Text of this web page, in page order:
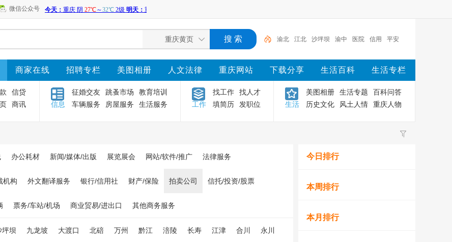
微信公众号
渝北 江北 沙坪坝 渝中 医院 信用 平安
大学 重庆医科大学 重庆
商家在线 招聘专栏 美图相册 人文法律 重庆网站 下载分享 生活百科 生活专栏
信贷
商讯 信息
征婚交友 跳蚤市场
教育培训
车辆服务
房屋服务 生活服务 工作
找工作
找人才
填简历
发职位 生活
美图相册 生活专题
百科问答
历史文化
风土人情 重庆人物
办公耗材 新闻/媒体/出版 展览展会 网站/软件/推广 法律服务
机构 外文翻译服务 银行/信用社 财产/保险 拍卖公司 信托/投资/股票
票务/车站/机场 商业贸易/进出口 其他商务服务
坪坝 九龙坡 大渡口 北碚 万州 黔江 涪陵 长寿 江津 合川 永川
今日排行
本周排行
本月排行